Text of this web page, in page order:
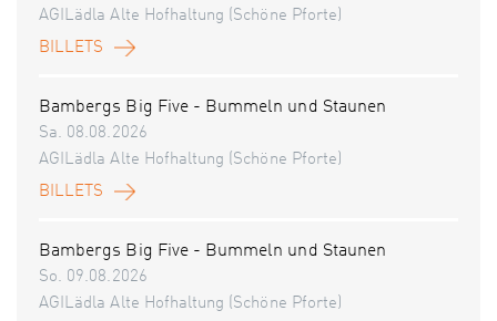
AGILädla Alte Hofhaltung (Schöne Pforte)
BILLETS
Bambergs Big Five - Bummeln und Staunen
Sa. 08.08.2026
AGILädla Alte Hofhaltung (Schöne Pforte)
BILLETS
Bambergs Big Five - Bummeln und Staunen
So. 09.08.2026
AGILädla Alte Hofhaltung (Schöne Pforte)